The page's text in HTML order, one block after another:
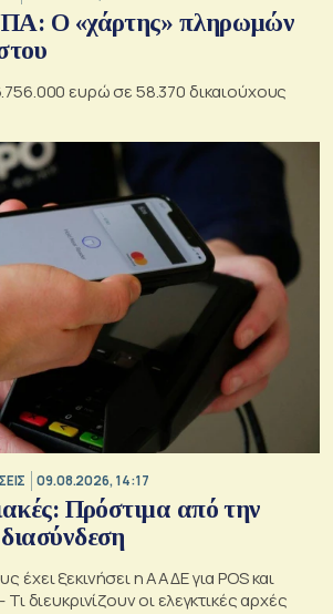
Ο «χάρτης» πληρωμών
ευρώ σε 58.370 δικαιούχους
09.08.2026, 14:17
Πρόστιμα από την
έχει ξεκινήσει η ΑΑΔΕ για POS και
διευκρινίζουν οι ελεγκτικές αρχές